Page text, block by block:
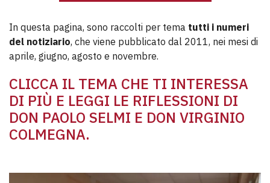
In questa pagina, sono raccolti per tema tutti i numeri
del notiziario, che viene pubblicato dal 2011, nei mesi di
aprile, giugno, agosto e novembre.
CLICCA IL TEMA CHE TI INTERESSA
DI PIÙ E LEGGI LE RIFLESSIONI DI
DON PAOLO SELMI E DON VIRGINIO
COLMEGNA.